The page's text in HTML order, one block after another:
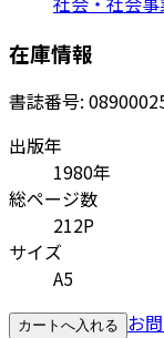
在庫情報
書誌番号:
出版年
1980年
総ページ数
212P
サイズ
A5
カートへ入れる お